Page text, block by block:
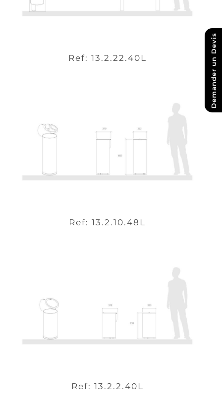
Ref: 13.2.22.40L
Ref: 13.2.10.48L
Ref: 13.2.2.40L
Demander un Devis